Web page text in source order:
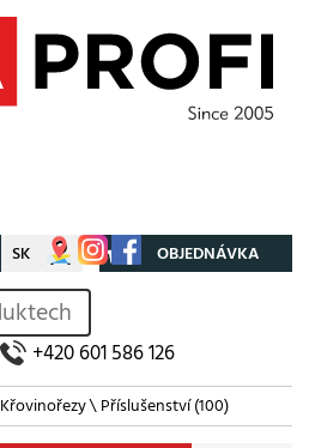
SK Můj účet OBJEDNÁVKA
+420 601 586 126
Křovinořezy\Příslušenství(100)